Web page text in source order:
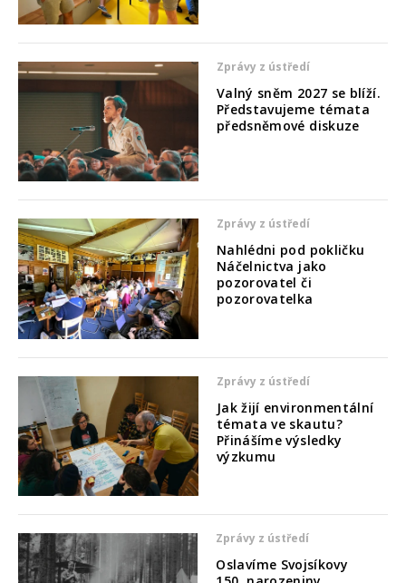
Zprávy z ústředí
Valný sněm 2027 se blíží.
Představujeme témata
předsněmové diskuze
Zprávy z ústředí
Nahlédni pod pokličku
Náčelnictva jako
pozorovatel či
pozorovatelka
Zprávy z ústředí
Jak žijí environmentální
témata ve skautu?
Přinášíme výsledky
výzkumu
Zprávy z ústředí
Oslavíme Svojsíkovy